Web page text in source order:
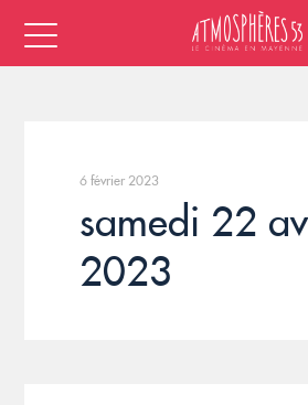
6 février 2023
samedi 22
2023